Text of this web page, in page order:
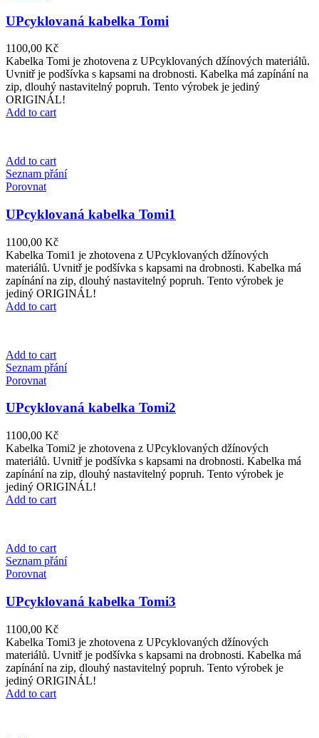
UPcyklovaná kabelka Tomi
1100,00 Kč
Kabelka Tomi je zhotovena z UPcyklovaných džínových materiálů.
Uvnitř je podšívka s kapsami na drobnosti. Kabelka má zapínání na
zip, dlouhý nastavitelný popruh. Tento výrobek je jediný
ORIGINÁL!
Add to cart
Add to cart
Seznam přání
Porovnat
UPcyklovaná kabelka Tomi1
1100,00 Kč
Kabelka Tomi1 je zhotovena z UPcyklovaných džínových
materiálů. Uvnitř je podšívka s kapsami na drobnosti. Kabelka má
zapínání na zip, dlouhý nastavitelný popruh. Tento výrobek je
jediný ORIGINÁL!
Add to cart
Add to cart
Seznam přání
Porovnat
UPcyklovaná kabelka Tomi2
1100,00 Kč
Kabelka Tomi2 je zhotovena z UPcyklovaných džínových
materiálů. Uvnitř je podšívka s kapsami na drobnosti. Kabelka má
zapínání na zip, dlouhý nastavitelný popruh. Tento výrobek je
jediný ORIGINÁL!
Add to cart
Add to cart
Seznam přání
Porovnat
UPcyklovaná kabelka Tomi3
1100,00 Kč
Kabelka Tomi3 je zhotovena z UPcyklovaných džínových
materiálů. Uvnitř je podšívka s kapsami na drobnosti. Kabelka má
zapínání na zip, dlouhý nastavitelný popruh. Tento výrobek je
jediný ORIGINÁL!
Add to cart